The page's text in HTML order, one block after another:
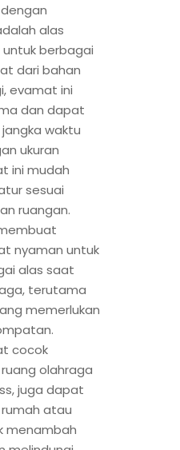
alas
berbagai
dari bahan
evamat ini
dan dapat
waktu
ukuran
ini mudah
sesuai
ruangan.
nyaman untuk
alas saat
terutama
memerlukan
cocok
olahraga
juga dapat
atau
menambah